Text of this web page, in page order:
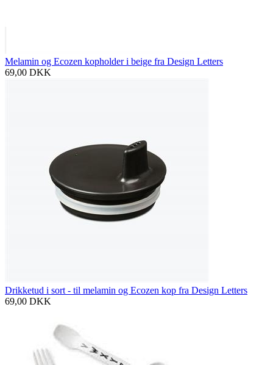
Melamin og Ecozen kopholder i beige fra Design Letters
69,00 DKK
Drikketud i sort - til melamin og Ecozen kop fra Design Letters
69,00 DKK